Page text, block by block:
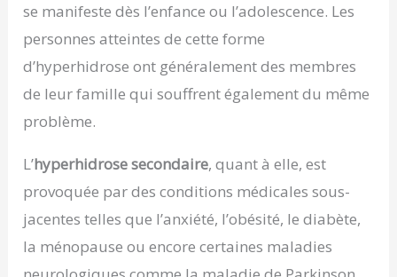
se manifeste dès l’enfance ou l’adolescence. Les
personnes atteintes de cette forme
d’hyperhidrose ont généralement des membres
de leur famille qui souffrent également du même
problème.
L’hyperhidrose secondaire, quant à elle, est
provoquée par des conditions médicales sous-
jacentes telles que l’anxiété, l’obésité, le diabète,
la ménopause ou encore certaines maladies